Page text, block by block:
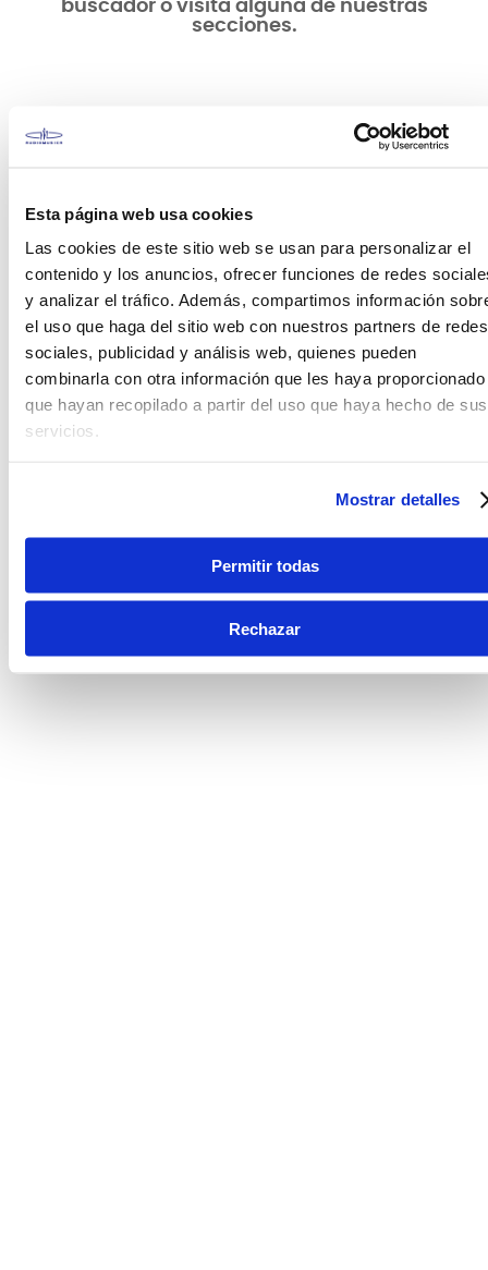
Esta página web usa cookies
Las cookies de este sitio web se usan para personalizar el
contenido y los anuncios, ofrecer funciones de redes
y analizar el tráfico. Además, compartimos información
el uso que haga del sitio web con nuestros partners de redes
sociales, publicidad y análisis web, quienes pueden
combinarla con otra información que les haya proporcionado
que hayan recopilado a partir del uso que haya hecho de sus
servicios.
Mostrar detalles
Permitir todas
Rechazar
buscador o visita alguna de nuestras
secciones.